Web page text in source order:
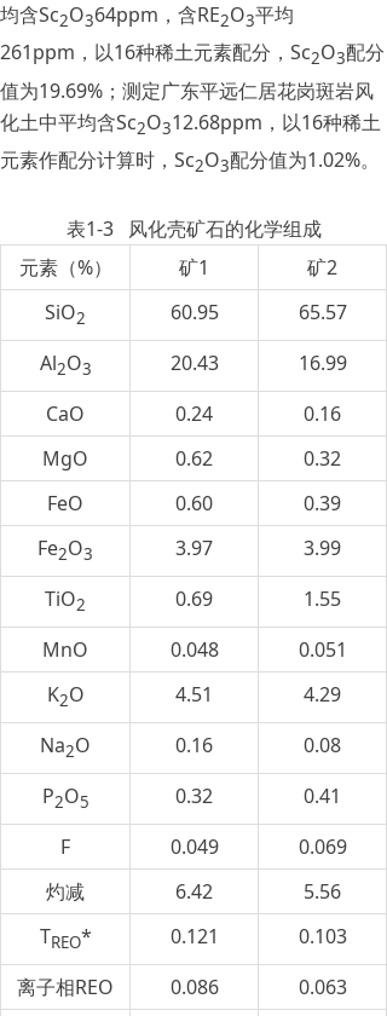
均含Sc2O364ppm，含RE2O3平均
261ppm，以16种稀土元素配分，Sc2O3配分
值为19.69%；测定广东平远仁居花岗斑岩风
化土中平均含Sc2O312.68ppm，以16种稀土
元素作配分计算时，Sc2O3配分值为1.02%。
表1-3 风化壳矿石的化学组成
元素（%）
矿1
矿2
SiO2 60.95
65.57
Al2O3 20.43
16.99
CaO
0.24
0.16
MgO
0.62
0.32
FeO
0.60
0.39
Fe2O3 3.97
3.99
TiO2 0.69
1.55
MnO
0.048
0.051
K2O 4.51
4.29
Na2O 0.16
0.08
P2O5 0.32
0.41
F
0.049
0.069
灼减
6.42
5.56
TREO* 0.121
0.103
离子相REO
0.086
0.063